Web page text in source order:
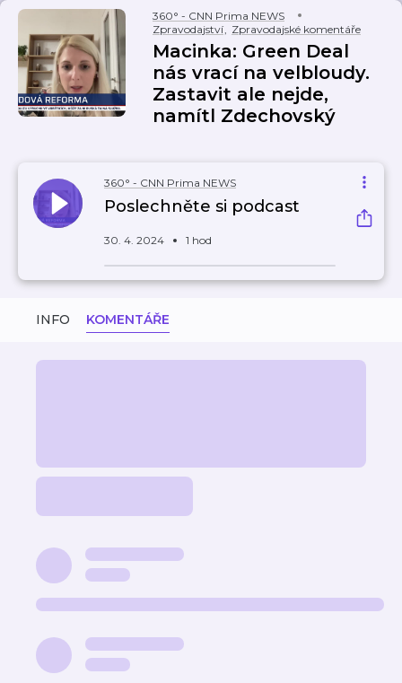
360° - CNN Prima NEWS
Zpravodajství, Zpravodajské komentáře
Macinka: Green Deal
nás vrací na velbloudy.
Zastavit ale nejde,
namítl Zdechovský
360° - CNN Prima NEWS
Poslechněte si podcast
30. 4. 2024 1 hod
INFO KOMENTÁŘE